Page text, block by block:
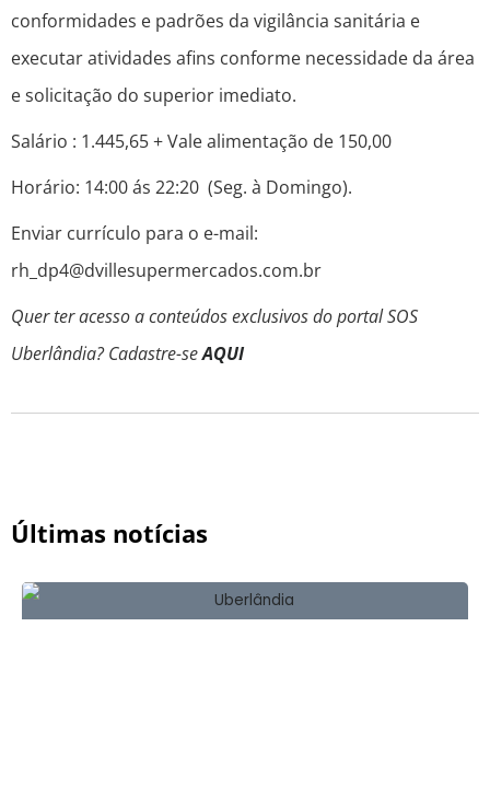
conformidades e padrões da vigilância sanitária e
executar atividades afins conforme necessidade da área
e solicitação do superior imediato.
Salário : 1.445,65 + Vale alimentação de 150,00
Horário: 14:00 ás 22:20 (Seg. à Domingo).
Enviar currículo para o e-mail:
rh_dp4@dvillesupermercados.com.br
Quer ter acesso a conteúdos exclusivos do portal SOS
Uberlândia? Cadastre-seAQUI
Últimas notícias